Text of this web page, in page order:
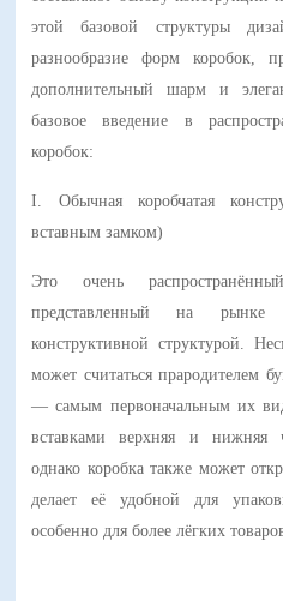
этой базовой структуры
разнообразие форм коробок,
дополнительный шарм и
базовое введение в
коробок:
I. Обычная коробчатая
вставным замком)
Это очень
представленный на
конструктивной структурой.
может считаться прародителем
— самым первоначальным их
вставками верхняя и нижняя
однако коробка также может
делает её удобной для
особенно для более лёгких